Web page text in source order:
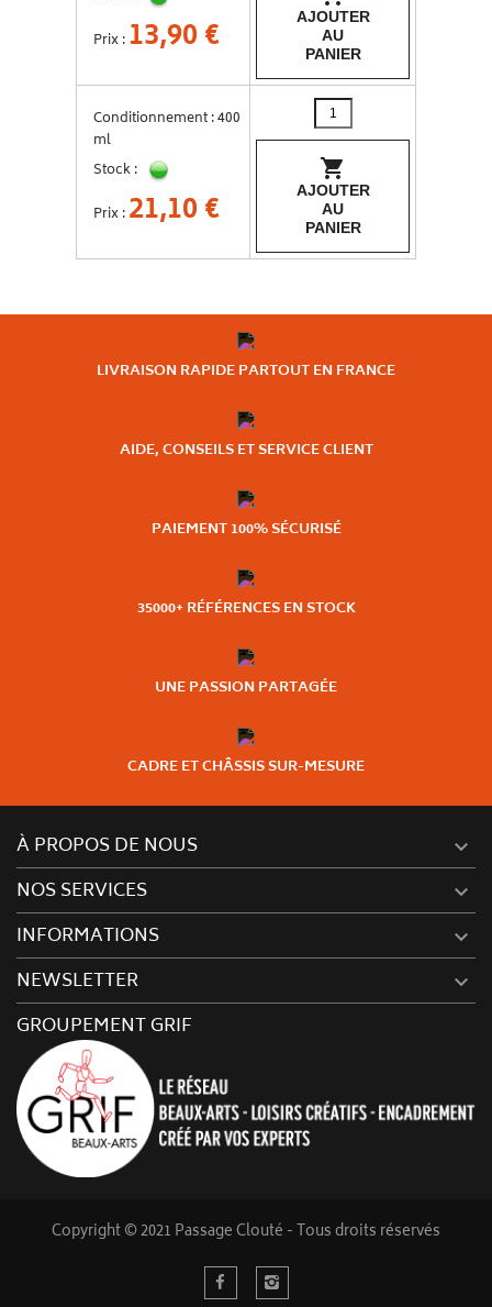
Prix : 13,90 €
AJOUTER
AU
PANIER
Conditionnement : 400
ml
Stock :
Prix :21,10 €

AJOUTER
AU
PANIER
LIVRAISON RAPIDE PARTOUT EN FRANCE
AIDE, CONSEILS ET SERVICE CLIENT
PAIEMENT 100% SÉCURISÉ
35000+ RÉFÉRENCES EN STOCK
UNE PASSION PARTAGÉE
CADRE ET CHÂSSIS SUR-MESURE
À PROPOS DE NOUS 
NOS SERVICES 
INFORMATIONS 
NEWSLETTER 
GROUPEMENT GRIF
Copyright © 2021 Passage Clouté - Tous droits réservés